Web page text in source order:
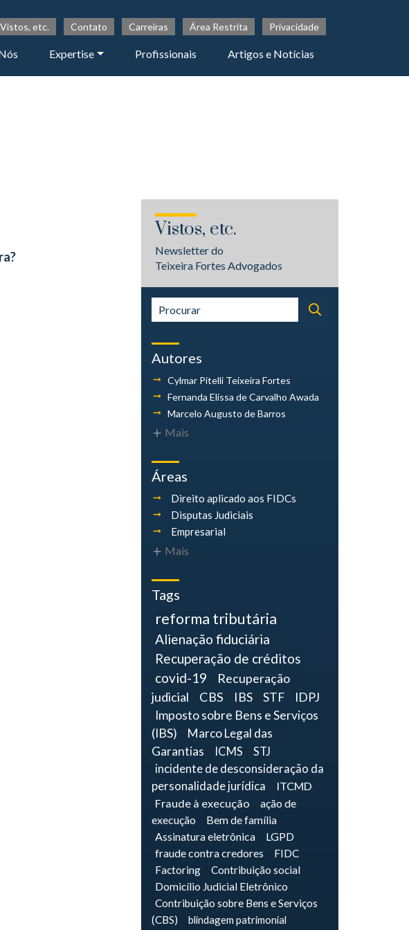
Vistos, etc. Contato Carreiras Área Restrita Privacidade
Expertise Profissionais Artigos e Notícias
Vistos, etc.
Newsletter do
Teixeira Fortes Advogados
Autores
Cylmar Pitelli Teixeira Fortes
Fernanda Elissa de Carvalho Awada
Marcelo Augusto de Barros
Mais
Áreas
Direito aplicado aos FIDCs
Disputas Judiciais
Empresarial
Mais
Tags
reforma tributária
Alienação fiduciária
Recuperação de créditos
covid-19
Recuperação
judicial
CBS IBS STF
IDPJ
Imposto sobre Bens e Serviços
(IBS)
Marco Legal das
Garantias
ICMS
STJ
incidente de desconsideração da
personalidade jurídica
ITCMD
Fraude à execução
ação de
execução
Bem de família
Assinatura eletrônica
LGPD
fraude contra credores
FIDC
Factoring
Contribuição social
Domicílio Judicial Eletrônico
Contribuição sobre Bens e Serviços
(CBS)
blindagem patrimonial